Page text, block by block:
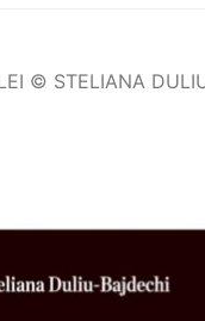
© STELIANA